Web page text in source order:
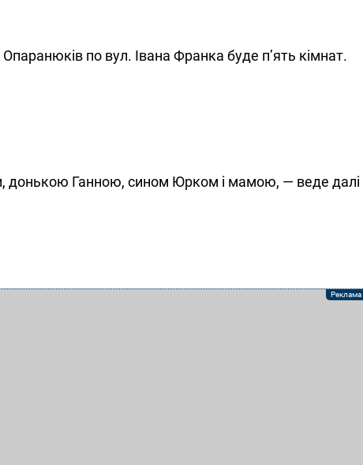
по вул. Івана Франка буде п’ять кімнат.
донькою Ганною, сином Юрком і мамою, — веде далі